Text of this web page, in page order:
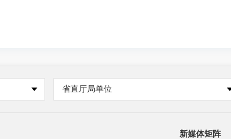
省直厅局单位
新媒体矩阵